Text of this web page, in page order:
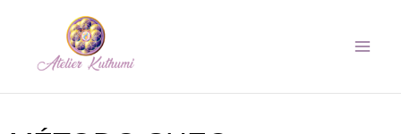
contenido